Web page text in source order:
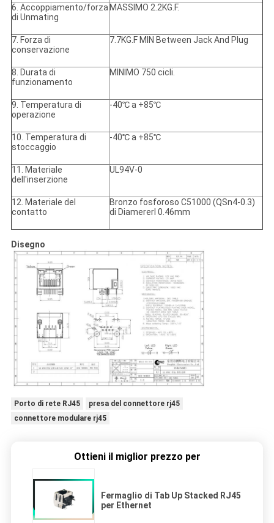
6. Accoppiamento/forza
di Unmating
MASSIMO 2.2KG.F.
7. Forza di
conservazione
7.7KG.F MIN Between Jack And Plug
8. Durata di
funzionamento
MINIMO 750 cicli.
9. Temperatura di
operazione
-40℃ a +85℃
10. Temperatura di
stoccaggio
-40℃ a +85℃
11. Materiale
dell'inserzione
UL94V-0
12. Materiale del
contatto
Bronzo fosforoso C51000 (QSn4-0.3)
di DiamererI 0.46mm
Disegno
Porto di rete RJ45
presa del connettore rj45
connettore modulare rj45
Ottieni il miglior prezzo per
Fermaglio di Tab Up Stacked RJ45
per Ethernet